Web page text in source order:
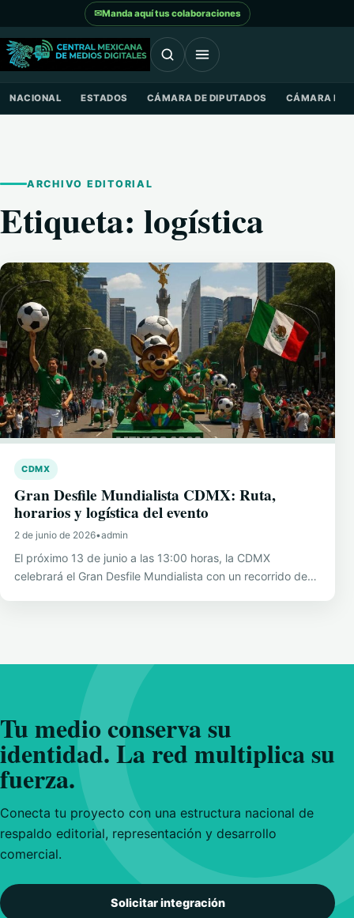
Saltar al contenido
✉Manda aquí tus colaboraciones
NACIONAL ESTADOS CÁMARA DE DIPUTADOS CÁMARA DE
ARCHIVO EDITORIAL
Etiqueta: logística
CDMX
Gran Desfile Mundialista CDMX: Ruta,
horarios y logística del evento
2 de junio de 2026•admin
El próximo 13 de junio a las 13:00 horas, la CDMX
celebrará el Gran Desfile Mundialista con un recorrido de…
Tu medio conserva su
identidad. La red multiplica su
fuerza.
Conecta tu proyecto con una estructura nacional de
respaldo editorial, representación y desarrollo
comercial.
Solicitar integración